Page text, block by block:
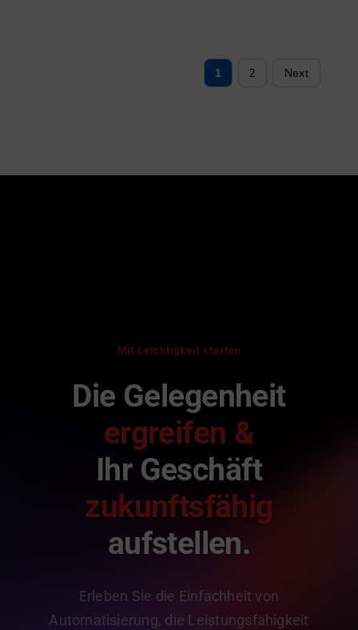
1 2 Next
Mit Leichtigkeit starten
Die Gelegenheit
ergreifen &
Ihr Geschäft
zukunftsfähig
aufstellen.
Erleben Sie die Einfachheit von
Automatisierung, die Leistungsfähigkeit